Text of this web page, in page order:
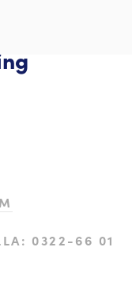
0322-66 01